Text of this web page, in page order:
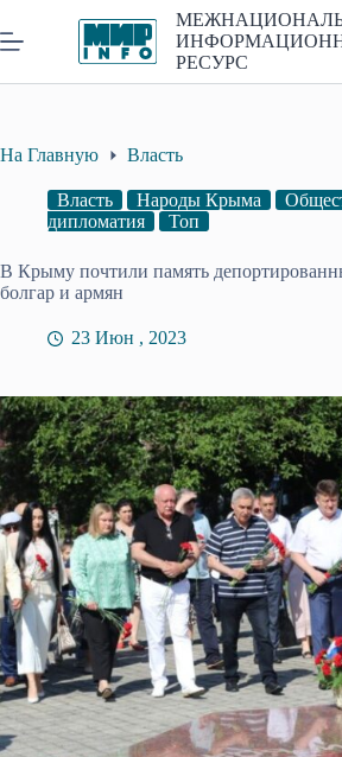
к
сути
РЕСУРС
На Главную Власть
Власть Народы Крыма
дипломатия
Топ
В Крыму почтили память
болгар и армян
23 Июн , 2023